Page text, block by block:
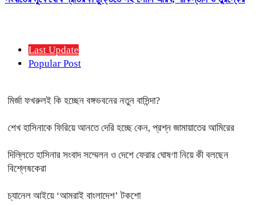
Last Update
Popular Post
মির্জা ফখরুলই কি হচ্ছেন বঙ্গভবনের নতুন বাসিন্দা?
শেখ হাসিনাকে ফিরিয়ে আনতে দেরি হচ্ছে কেন, প্রশ্ন জামায়াতের আমিরের
দিল্লিতে হাসিনার সংবাদ সম্মেলন ও দেশে ফেরার ঘোষণা নিয়ে কী বলছেন
বিশ্লেষকেরা
চ্যানেল আইয়ে ‘আমরাই বাংলাদেশ’ টকশো